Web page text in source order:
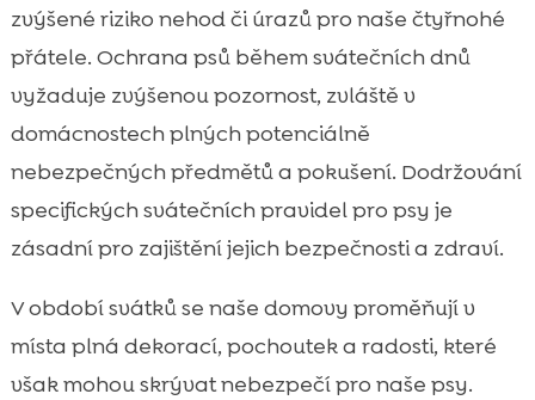
 Potraviny nebezpečné pro psy
 Ozdoby a dekorační předměty
 Elektronická zařízení a kabely
Dětské hračky a malé předměty
Kosmetika a čisticí prostředky
Prasklé vánoční dekorace
Sváteční zbytky jídla
 Svíčky bez dozoru
 Přístup na zahradu nebo balkon bez
dohledu
zvýšené riziko nehod či úrazů pro naše čtyřnohé
přátele. Ochrana psů během svátečních dnů
vyžaduje zvýšenou pozornost, zvláště v
domácnostech plných potenciálně
nebezpečných předmětů a pokušení. Dodržování
specifických svátečních pravidel pro psy je
zásadní pro zajištění jejich bezpečnosti a zdraví.
V období svátků se naše domovy proměňují v
místa plná dekorací, pochoutek a radosti, které
však mohou skrývat nebezpečí pro naše psy.